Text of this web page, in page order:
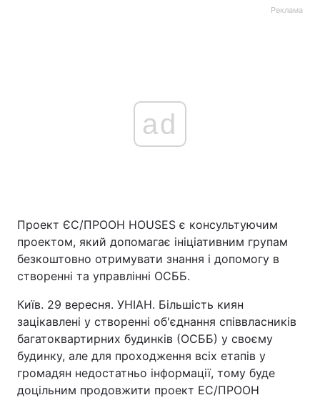
Економіка
Спорт Наука
Зброя Інциденти
Здоров'я Туризм
Цікавинки Погода
Реклама
ad
Проект ЄС/ПРООН HOUSES є консультуючим
проектом, який допомагає ініціативним групам
безкоштовно отримувати знання і допомогу в
створенні та управлінні ОСББ.
Київ. 29 вересня. УНІАН. Більшість киян
зацікавлені у створенні об'єднання співвласників
багатоквартирних будинків (ОСББ) у своєму
будинку, але для проходження всіх етапів у
громадян недостатньо інформації, тому буде
доцільним продовжити проект ЕС/ПРООН